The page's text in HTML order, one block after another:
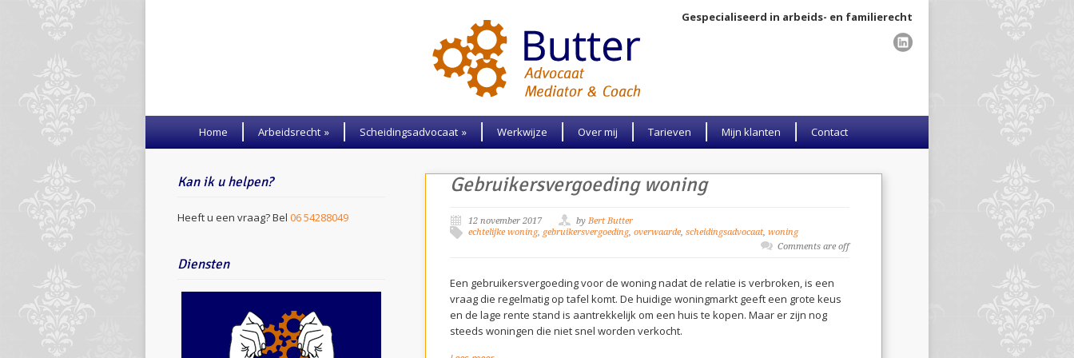
Gespecialiseerd in arbeids- en familierecht
Home Arbeidsrecht » Scheidingsadvocaat » Werkwijze Over mij Tarieven Mijn klanten Contact
Gebruikersvergoeding woning
12 november 2017 by Bert Butter
echtelijke woning, gebruikersvergoeding, overwaarde, scheidingsadvocaat, woning
Comments are off
Een gebruikersvergoeding voor de woning nadat de relatie is verbroken, is een
vraag die regelmatig op tafel komt. De huidige woningmarkt geeft een grote keus
en de lage rente stand is aantrekkelijk om een huis te kopen. Maar er zijn nog
steeds woningen die niet snel worden verkocht.
Kan ik u helpen?
Heeft u een vraag? Bel 06 54288049
Diensten